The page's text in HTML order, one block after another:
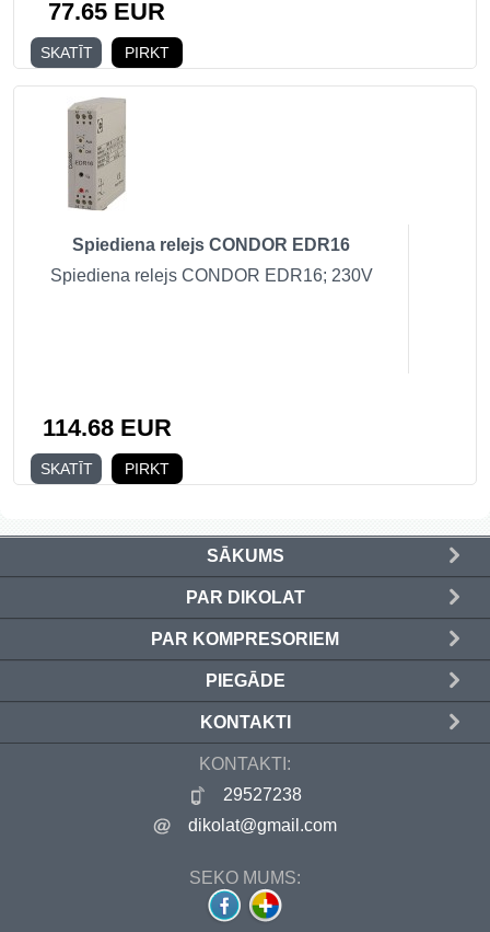
77.65 EUR
SKATĪT PIRKT
Spiediena relejs CONDOR EDR16
Spiediena relejs CONDOR EDR16; 230V
114.68 EUR
SKATĪT PIRKT
SĀKUMS
PAR DIKOLAT
PAR KOMPRESORIEM
PIEGĀDE
KONTAKTI
KONTAKTI:
29527238
dikolat@gmail.com
SEKO MUMS: